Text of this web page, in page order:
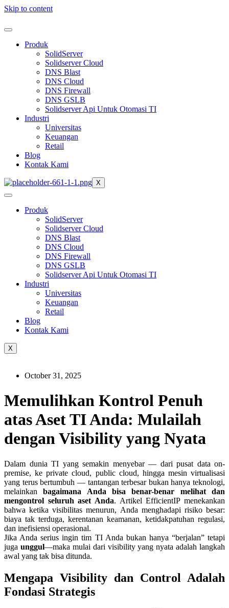
Skip to content
Produk
SolidServer
Solidserver Cloud
DNS Blast
DNS Cloud
DNS Firewall
DNS GSLB
Solidserver Api Untuk Otomasi TI
Industri
Universitas
Keuangan
Retail
Blog
Kontak Kami
X
Produk
SolidServer
Solidserver Cloud
DNS Blast
DNS Cloud
DNS Firewall
DNS GSLB
Solidserver Api Untuk Otomasi TI
Industri
Universitas
Keuangan
Retail
Blog
Kontak Kami
X
October 31, 2025
Memulihkan Kontrol Penuh
atas Aset TI Anda: Mulailah
dengan Visibility yang Nyata
Dalam dunia TI yang semakin menyebar — dari pusat data on-
premise, ke private cloud, public cloud, hingga mesin virtualisasi
yang terus bertumbuh — tantangan terbesar bukan hanya teknologi,
melainkanbagaimana Anda bisa benar-benar melihat dan
mengontrol seluruh aset Anda. Artikel EfficientIP menekankan
bahwa ketika visibilitas menurun, Anda menghadapi risiko besar:
biaya tak terduga, kerentanan keamanan, ketidakpatuhan regulasi,
dan inefisiensi operasional.
Jika Anda serius ingin tim TI Anda bukan hanya “berjalan” tetapi
juga unggul—maka mulai dari visibility yang nyata adalah langkah
awal yang tak bisa ditunda.
Mengapa Visibility dan Control Adalah
Fondasi Strategis